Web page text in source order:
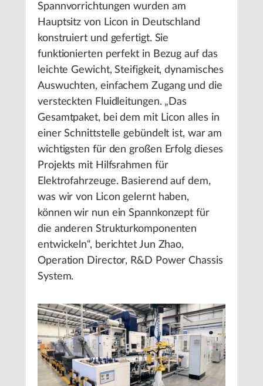
Spannvorrichtungen wurden am
Hauptsitz von Licon in Deutschland
konstruiert und gefertigt. Sie
funktionierten perfekt in Bezug auf das
leichte Gewicht, Steifigkeit, dynamisches
Auswuchten, einfachem Zugang und die
versteckten Fluidleitungen. „Das
Gesamtpaket, bei dem mit Licon alles in
einer Schnittstelle gebündelt ist, war am
wichtigsten für den großen Erfolg dieses
Projekts mit Hilfsrahmen für
Elektrofahrzeuge. Basierend auf dem,
was wir von Licon gelernt haben,
können wir nun ein Spannkonzept für
die anderen Strukturkomponenten
entwickeln“, berichtet Jun Zhao,
Operation Director, R&D Power Chassis
System.